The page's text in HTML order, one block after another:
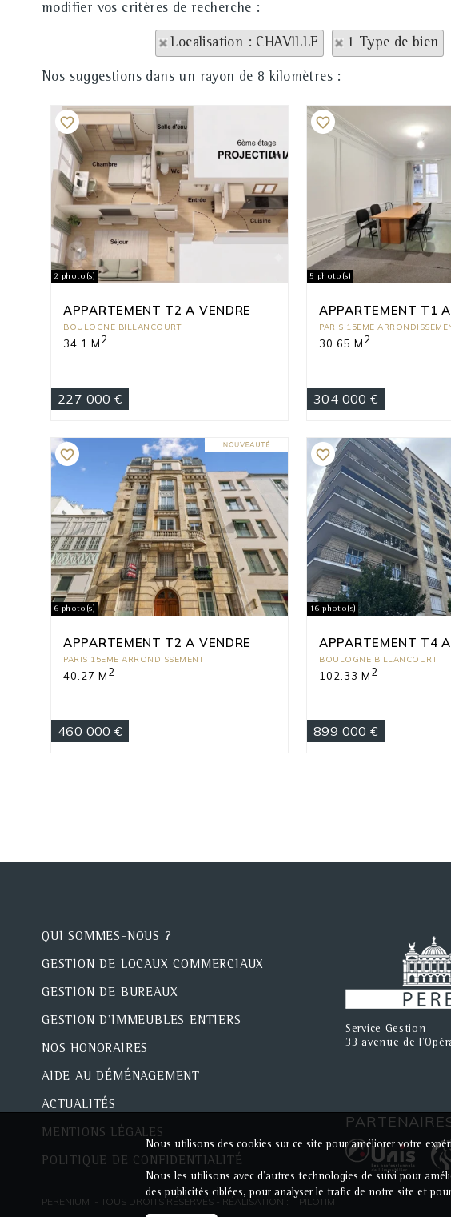
modifier vos critères de recherche :
Localisation : CHAVILLE 1 Type de bien
Nos suggestions dans un rayon de 8 kilomètres :
2 photo(s)
APPARTEMENT T2 A VENDRE
BOULOGNE BILLANCOURT
34.1 M2
227 000 €
5 photo(s)
APPARTEMENT T1
PARIS 15EME
30.65 M2
304 000 €
6 photo(s)
APPARTEMENT T2 A VENDRE
PARIS 15EME ARRONDISSEMENT
40.27 M2
460 000 €
16 photo(s)
APPARTEMENT T4
BOULOGNE BILLANCOURT
102.33 M2
899 000 €
QUI SOMMES-NOUS ?
GESTION DE LOCAUX COMMERCIAUX
GESTION DE BUREAUX
GESTION D'IMMEUBLES ENTIERS
NOS HONORAIRES
AIDE AU DÉMÉNAGEMENT
ACTUALITÉS
MENTIONS LÉGALES
POLITIQUE DE CONFIDENTIALITÉ
Service Gestion
33 avenue de
PERENIUM - TOUS DROITS RÉSERVÉS - RÉALISATION : PILOTIM
Nous utilisons des cookies sur ce site pour améliorer votre
Nous les utilisons avec d'autres technologies de suivi pour
des publicités ciblées, pour analyser le trafic de notre site et